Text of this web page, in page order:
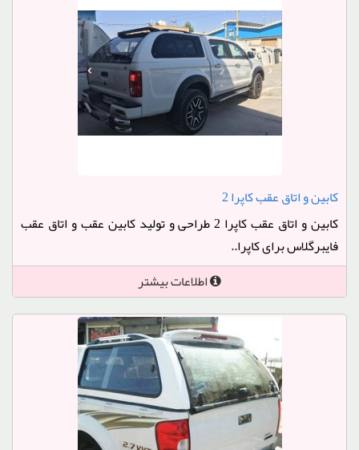
کابین و اتاق عقب کاپرا 2
کابین و اتاق عقب کاپرا 2 طراحی و تولید کابین عقب و اتاق عقب
فایبرگلاس برای کاپرا..
اطلاعات بیشتر